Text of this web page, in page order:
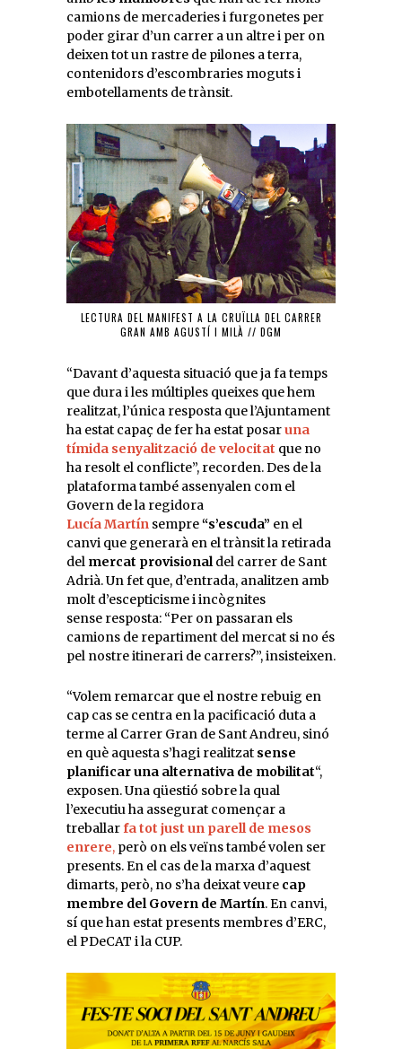
camions de mercaderies i furgonetes per
poder girar d’un carrer a un altre i per on
deixen tot un rastre de pilones a terra,
contenidors d’escombraries moguts i
embotellaments de trànsit.
LECTURA DEL MANIFEST A LA CRUÏLLA DEL CARRER
GRAN AMB AGUSTÍ I MILÀ // DGM
“Davant d’aquesta situació que ja fa temps
que dura i les múltiples queixes que hem
realitzat, l’única resposta que l’Ajuntament
ha estat capaç de fer ha estat posaruna
tímida senyalització de velocitat que no
ha resolt el conflicte”, recorden. Des de la
plataforma també assenyalen com el
Govern de la regidora
LucíaMartín sempre“s’escuda” en el
canvi que generarà en el trànsit la retirada
del mercat provisionaldel carrer de Sant
Adrià. Un fet que, d’entrada, analitzen amb
molt d’escepticisme i incògnites
sense resposta: “Per on passaran els
camions de repartiment del mercat si no és
pel nostre itinerari de carrers?”, insisteixen.
“Volem remarcar que el nostre rebuig en
cap cas se centra en la pacificació duta a
terme al Carrer Gran de Sant Andreu, sinó
en què aquesta s’hagi realitzat sense
planificar una alternativa de mobilitat“,
exposen. Una qüestió sobre la qual
l’executiu ha assegurat començar a
treballarfa tot just un parell de mesos
enrere, però on els veïns també volen ser
presents. En el cas de la marxa d’aquest
dimarts, però, no s’ha deixat veure cap
membre del Govern de Martín. En canvi,
sí que han estat presents membres d’ERC,
el PDeCAT i la CUP.